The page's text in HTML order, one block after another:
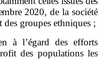
2020, de la société
groupes ethniques ;
à l’égard des efforts
des populations les